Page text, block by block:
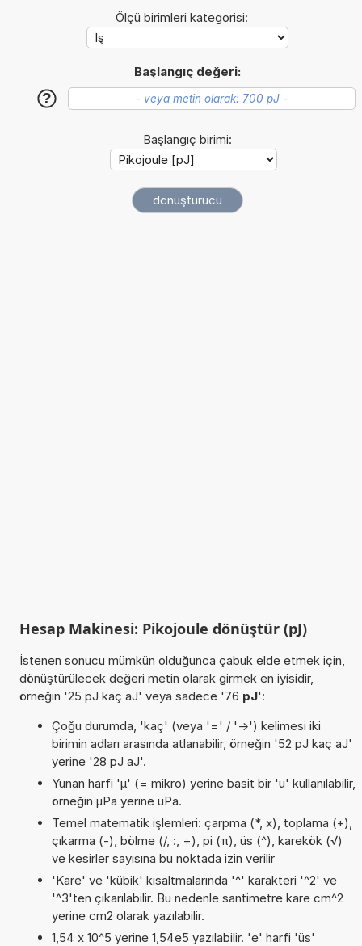
Ölçü birimleri kategorisi:
Başlangıç değeri:
?
Başlangıç birimi:
Hesap Makinesi: Pikojoule dönüştür (pJ)
İstenen sonucu mümkün olduğunca çabuk elde etmek için,
dönüştürülecek değeri metin olarak girmek en iyisidir,
örneğin '25 pJ kaç aJ' veya sadece '76 pJ':
Çoğu durumda, 'kaç' (veya '=' / '->') kelimesi iki
birimin adları arasında atlanabilir, örneğin '52 pJ kaç aJ'
yerine '28 pJ aJ'.
Yunan harfi 'µ' (= mikro) yerine basit bir 'u' kullanılabilir,
örneğin µPa yerine uPa.
Temel matematik işlemleri: çarpma (*, x), toplama (+),
çıkarma (-), bölme (/, :, ÷), pi (π), üs (^), karekök (√)
ve kesirler sayısına bu noktada izin verilir
'Kare' ve 'kübik' kısaltmalarında '^' karakteri '^2' ve
'^3'ten çıkarılabilir. Bu nedenle santimetre kare cm^2
yerine cm2 olarak yazılabilir.
1,54 x 10^5 yerine 1,54e5 yazılabilir. 'e' harfi 'üs'